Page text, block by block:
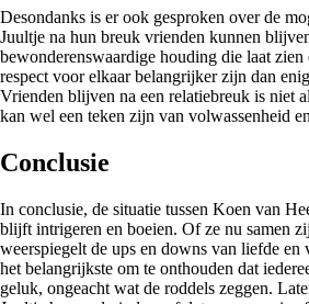
Desondanks is er ook gesproken over de
Juultje na hun breuk vrienden kunnen
bewonderenswaardige houding die laat zien
respect voor elkaar belangrijker zijn dan
Vrienden blijven na een relatiebreuk is niet
kan wel een teken zijn van volwassenheid
Conclusie
In conclusie, de situatie tussen Koen van
blijft intrigeren en boeien. Of ze nu samen
weerspiegelt de ups en downs van liefde en
het belangrijkste om te onthouden dat
geluk, ongeacht wat de roddels zeggen.